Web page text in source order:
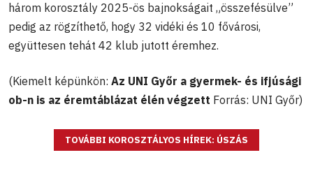
három korosztály 2025-ös bajnokságait „összefésülve”
pedig az rögzíthető, hogy 32 vidéki és 10 fővárosi,
együttesen tehát 42 klub jutott éremhez.
(Kiemelt képünkön: Az UNI Győr a gyermek- és ifjúsági
ob-n is az éremtáblázat élén végzett Forrás: UNI Győr)
TOVÁBBI KOROSZTÁLYOS HÍREK: ÚSZÁS